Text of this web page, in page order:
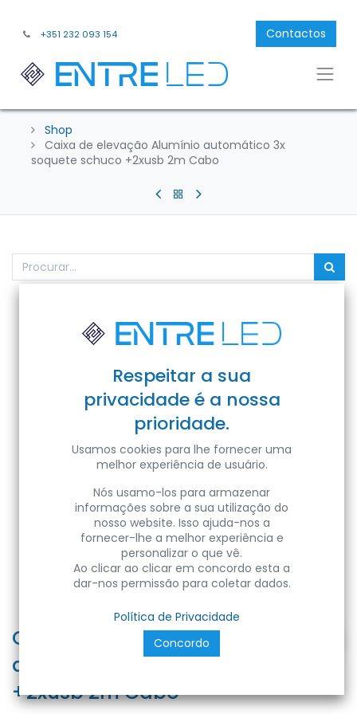
+351 232 093 154 Contactos
Shop
Caixa de elevação Alumínio automático 3x
soquete schuco +2xusb 2m Cabo
Caixa de elevação Alumínio
automático 3x soquete schuco
+2xusb 2m Cabo
Respeitar a sua
privacidade é a nossa
prioridade.
Usamos cookies para lhe fornecer uma
melhor experiência de usuário.
Nós usamo-los para armazenar
informações sobre a sua utilização do
nosso website. Isso ajuda-nos a
fornecer-lhe a melhor experiência e
personalizar o que vê.
Ao clicar ao clicar em concordo esta a
dar-nos permissão para coletar dados.
Política de Privacidade
Concordo